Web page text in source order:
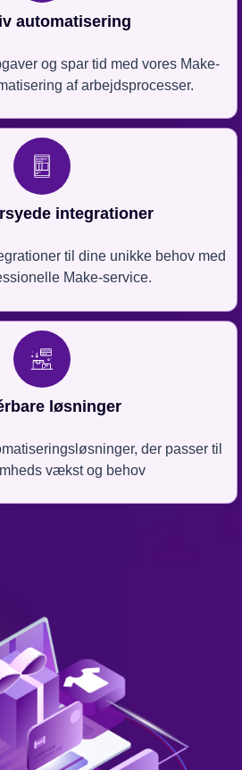
automatisering
og spar tid med vores Make-
af arbejdsprocesser.
integrationer
til dine unikke behov med
Make-service.
løsninger
der passer til
vækst og behov